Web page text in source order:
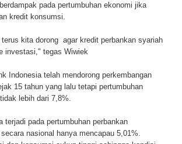
pada pertumbuhan ekonomi jika
kredit konsumsi.
kita dorong agar kredit perbankan syariah
investasi," tegas Wiwiek
Indonesia telah mendorong perkembangan
15 tahun yang lalu tetapi pertumbuhan
lebih dari 7,8%.
terjadi pada pertumbuhan perbankan
nasional hanya mencapau 5,01%.